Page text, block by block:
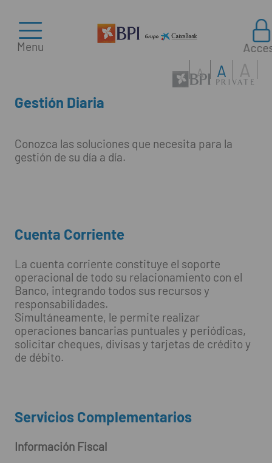
Menu
Gestión Diaria
A A A
Conozca las soluciones que necesita para la
gestión de su día a día.
Cuenta Corriente
La cuenta corriente constituye el soporte
operacional de todo su relacionamiento con el
Banco, integrando todos sus recursos y
responsabilidades.
Simultáneamente, le permite realizar
operaciones bancarias puntuales y periódicas,
solicitar cheques, divisas y tarjetas de crédito y
de débito.
Servicios Complementarios
Información Fiscal